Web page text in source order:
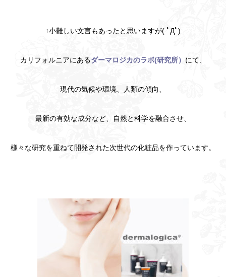
↑小難しい文言もあったと思いますが( ﾟДﾟ)
カリフォルニアにあるダーマロジカのラボ(研究所） にて、
現代の気候や環境、人類の傾向、
最新の有効な成分など、自然と科学を融合させ、
様々な研究を重ねて開発された次世代の化粧品を作っています。